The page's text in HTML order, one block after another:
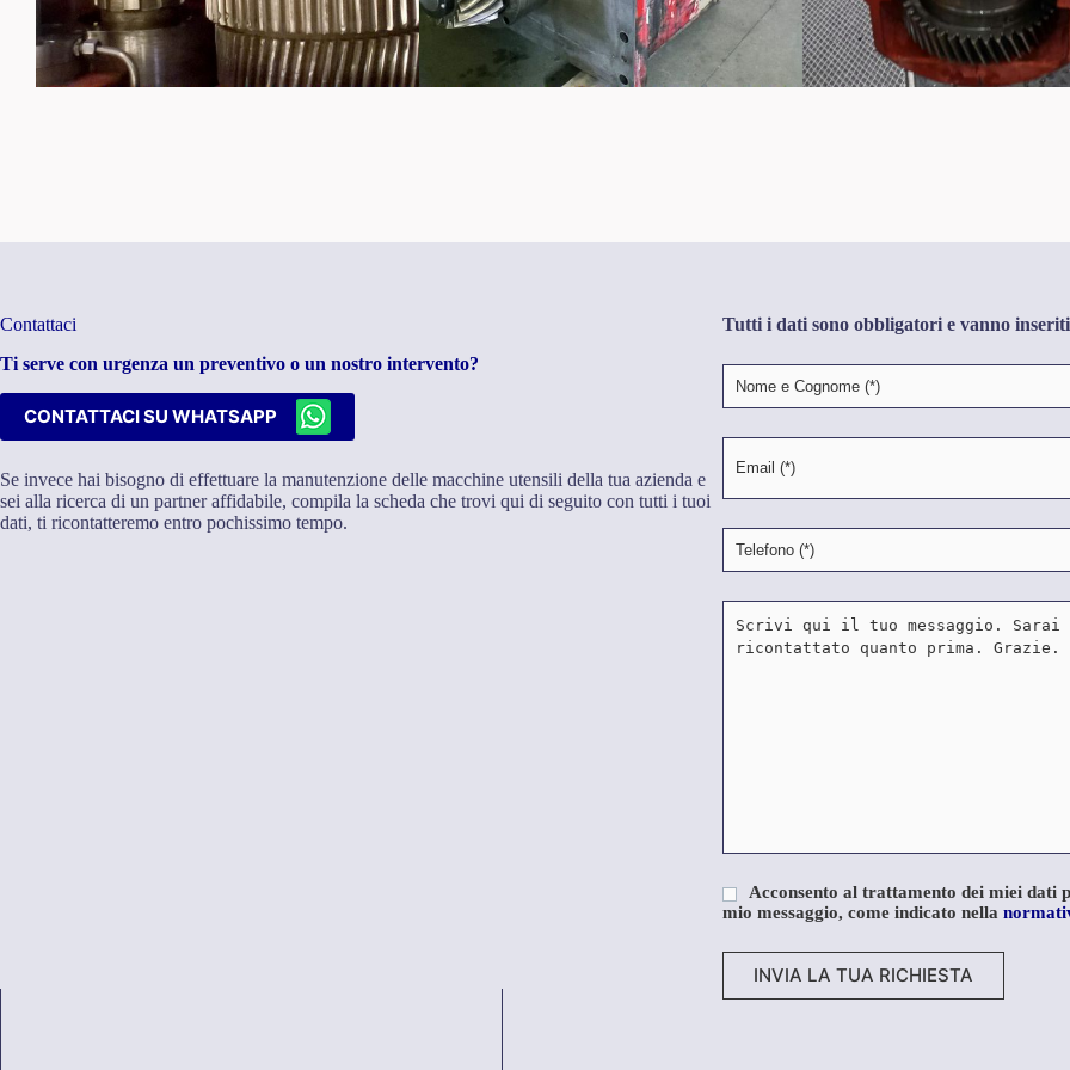
Contattaci
Ti serve con urgenza un preventivo o un nostro intervento?
CONTATTACI SU WHATSAPP
Se invece hai bisogno di effettuare la manutenzione delle macchine utensili della tua azienda e
sei alla ricerca di un partner affidabile, compila la scheda che trovi qui di seguito con tutti i tuoi
dati, ti ricontatteremo entro pochissimo tempo.
Tutti i dati sono obbligatori e vanno
Acconsento al trattamento dei miei dati
mio messaggio, come indicato nella